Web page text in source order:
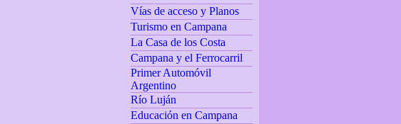
Vías de acceso y Planos
Turismo en Campana
La Casa de los Costa
Campana y el Ferrocarril
Primer Automóvil
Argentino
Río Luján
Educación en Campana